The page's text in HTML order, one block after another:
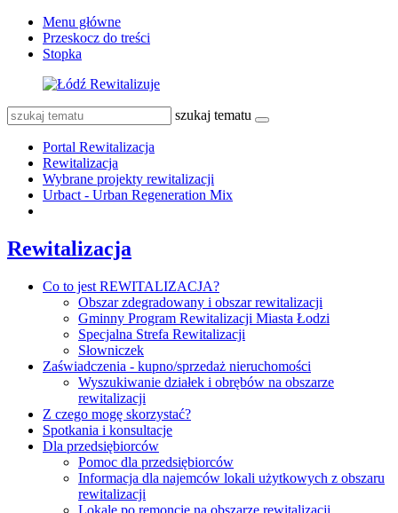
Menu główne
Przeskocz do treści
Stopka
szukaj tematu
Portal Rewitalizacja
Rewitalizacja
Wybrane projekty rewitalizacji
Urbact - Urban Regeneration Mix
Rewitalizacja
Co to jest REWITALIZACJA?
Obszar zdegradowany i obszar rewitalizacji
Gminny Program Rewitalizacji Miasta Łodzi
Specjalna Strefa Rewitalizacji
Słowniczek
Zaświadczenia - kupno/sprzedaż nieruchomości
Wyszukiwanie działek i obrębów na obszarze
rewitalizacji
Z czego mogę skorzystać?
Spotkania i konsultacje
Dla przedsiębiorców
Pomoc dla przedsiębiorców
Informacja dla najemców lokali użytkowych z obszaru
rewitalizacji
Lokale po remoncie na obszarze rewitalizacji